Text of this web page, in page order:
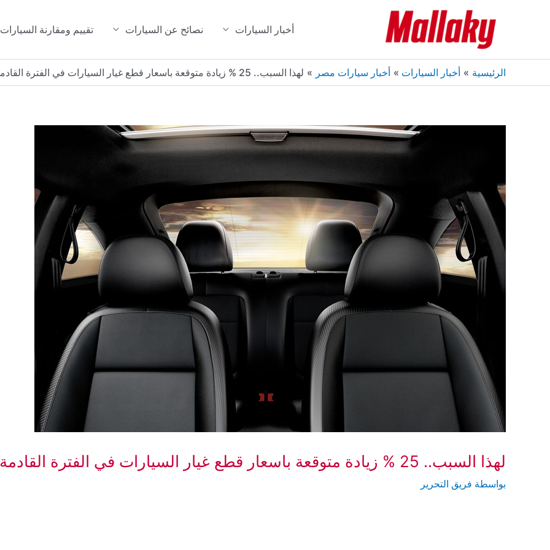
أخبار السيارات نصائح عن السيارات تقييم ومقارنة السيارات
الرئيسية أخبار السيارات أخبار سيارات مصر لهذا السبب.. 25 % زيادة متوقعة باسعار قطع غيار السيارات في الفترة القادمة
لهذا السبب.. 25 % زيادة متوقعة باسعار قطع غيار السيارات في الفترة القادمة
بواسطة فريق التحرير